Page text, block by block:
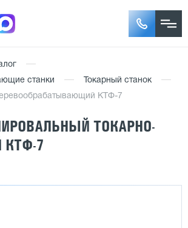
станки
Токарный станок
КТФ-7
ТОКАРНО-
7